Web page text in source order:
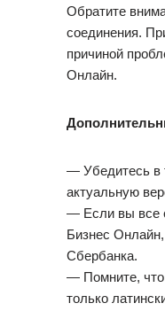
Обратите
соединения.
причиной
Онлайн.
— Убедитесь в
актуальную
— Если вы все
Бизнес
Сбербанка.
— Помните, что
только